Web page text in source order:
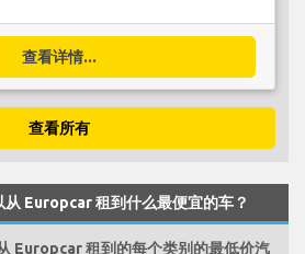
查看详情...
查看所有
Europcar 租到什么最便宜的车？
Europcar 租到的每个类别的最低价汽